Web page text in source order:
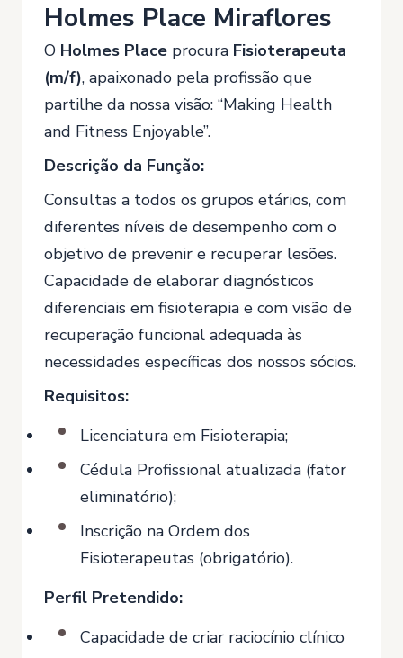
Holmes Place Miraflores
O Holmes Place procura Fisioterapeuta
(m/f), apaixonado pela profissão que
partilhe da nossa visão: “Making Health
and Fitness Enjoyable”.
Descrição da Função:
Consultas a todos os grupos etários, com
diferentes níveis de desempenho com o
objetivo de prevenir e recuperar lesões.
Capacidade de elaborar diagnósticos
diferenciais em fisioterapia e com visão de
recuperação funcional adequada às
necessidades específicas dos nossos sócios.
Requisitos:
Licenciatura em Fisioterapia;
Cédula Profissional atualizada (fator
eliminatório);
Inscrição na Ordem dos
Fisioterapeutas (obrigatório).
Perfil Pretendido:
Capacidade de criar raciocínio clínico